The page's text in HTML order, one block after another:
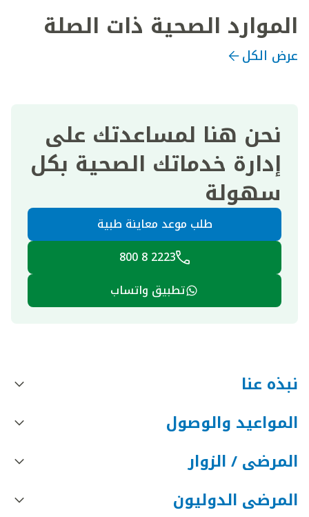
الموارد الصحية ذات الصلة
عرض الكل
نحن هنا لمساعدتك على
إدارة خدماتك الصحية بكل
سهولة
طلب موعد معاينة طبية
2223 8 800
تطبيق واتساب
نبذه عنا
المواعيد والوصول
المرضى / الزوار
المرضى الدوليون